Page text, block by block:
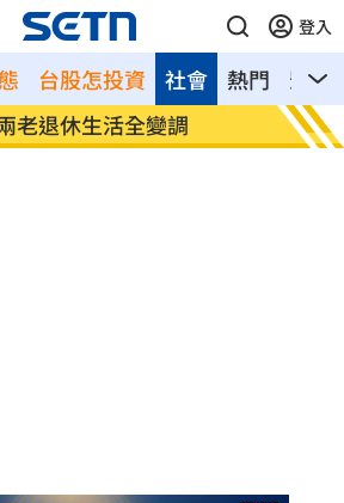
登入
台股怎投資 熱門 影音
社會
退休生活全變調
記憶
襲